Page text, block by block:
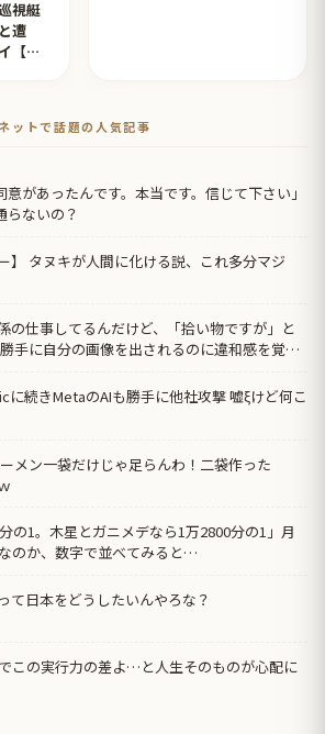
視艇
遭
【タ
トで話題の人気記事
があったんです。本当です。信じて下さい」
ないの？
】 タヌキが人間に化ける説、これ多分マジ
の仕事してるんだけど、「拾い物ですが」と
手に自分の画像を出されるのに違和感を覚え
に続きMetaのAIも勝手に他社攻撃 嘘ξけど何こ
ーメン一袋だけじゃ足らんわ！二袋作った
の1。木星とガニメデなら1万2800分の1」月
のか、数字で並べてみると…
て日本をどうしたいんやろな？
この実行力の差よ…と人生そのものが心配に